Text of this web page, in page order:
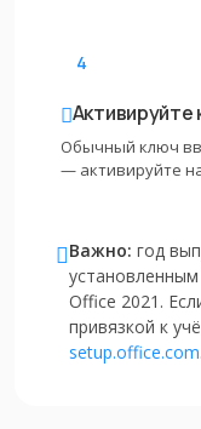
4
Обычный ключ
— активируйте
Важно: год
Office 2021.
привязкой к
setup.office.com